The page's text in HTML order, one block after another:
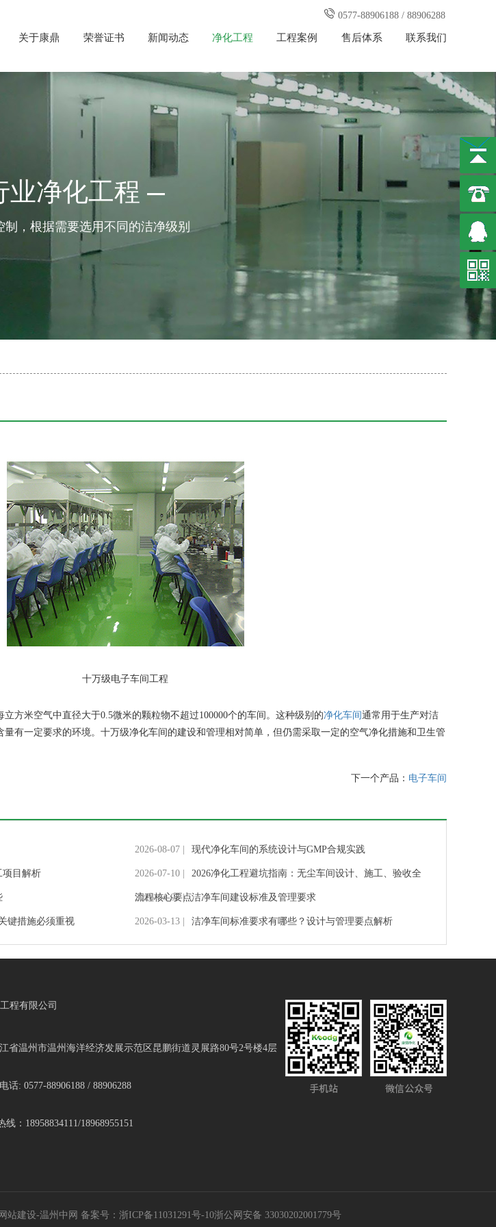
0577-88906188 / 88906288
关于康鼎 荣誉证书 新闻动态 净化工程 工程案例 售后体系 联系我们
业净化工程
，根据需要选用不同的洁净级别
十万级电子车间工程
方米空气中直径大于0.5微米的颗粒物不超过100000个的车间。这种级别的净化车间通常用于生产对洁
有一定要求的环境。十万级净化车间的建设和管理相对简单，但仍需采取一定的空气净化措施和卫生管
下一个产品： 电子车间
2026-08-07 | 现代净化车间的系统设计与GMP合规实践
项目解析 2026-07-10 | 2026净化工程避坑指南：无尘车间设计、施工、验收全
流程核心要点
2026-04-02 | 洁净车间建设标准及管理要求
键措施必须重视 2026-03-13 | 洁净车间标准要求有哪些？设计与管理要点解析
程有限公司
省温州市温州海洋经济发展示范区昆鹏街道灵展路80号2号楼4层
话: 0577-88906188 / 88906288
线：18958834111/18968955151
站建设-温州中网 备案号： 浙ICP备11031291号-10浙公网安备 33030202001779号